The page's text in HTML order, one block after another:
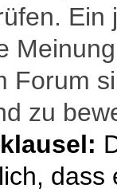
Forum
zu